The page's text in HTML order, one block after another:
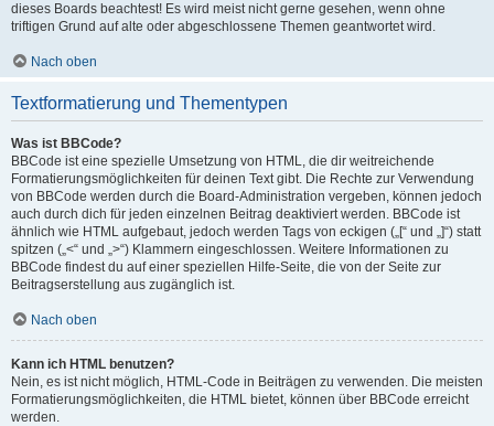
dieses Boards beachtest! Es wird meist nicht gerne gesehen, wenn ohne
triftigen Grund auf alte oder abgeschlossene Themen geantwortet wird.
Nach oben
Textformatierung und Thementypen
Was ist BBCode?
BBCode ist eine spezielle Umsetzung von HTML, die dir weitreichende
Formatierungsmöglichkeiten für deinen Text gibt. Die Rechte zur Verwendung
von BBCode werden durch die Board-Administration vergeben, können jedoch
auch durch dich für jeden einzelnen Beitrag deaktiviert werden. BBCode ist
ähnlich wie HTML aufgebaut, jedoch werden Tags von eckigen („[“ und „]“) statt
spitzen („<“ und „>“) Klammern eingeschlossen. Weitere Informationen zu
BBCode findest du auf einer speziellen Hilfe-Seite, die von der Seite zur
Beitragserstellung aus zugänglich ist.
Nach oben
Kann ich HTML benutzen?
Nein, es ist nicht möglich, HTML-Code in Beiträgen zu verwenden. Die meisten
Formatierungsmöglichkeiten, die HTML bietet, können über BBCode erreicht
werden.